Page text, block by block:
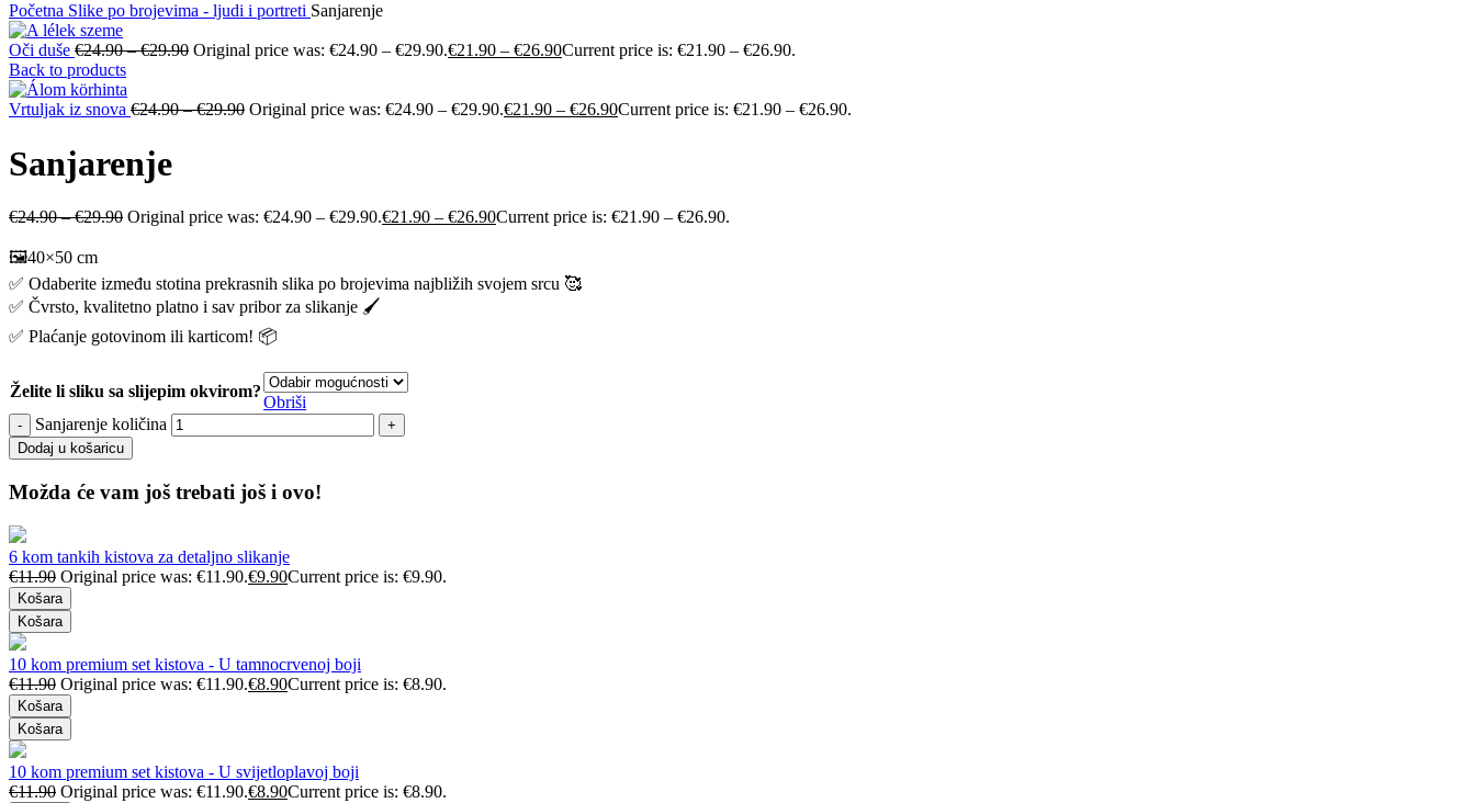
Početna Slike po brojevima - ljudi i portreti Sanjarenje
Oči duše €24.90–€29.90 Original price was: €24.90 – €29.90.€21.90 – €26.90Current price is: €21.90 – €26.90.
Back to products
Vrtuljak iz snova €24.90–€29.90 Original price was: €24.90 – €29.90.€21.90 – €26.90Current price is: €21.90 – €26.90.
Sanjarenje
€24.90–€29.90 Original price was: €24.90 – €29.90.€21.90 – €26.90Current price is: €21.90 – €26.90.
🖼️40×50 cm
✅ Odaberite između stotina prekrasnih slika po brojevima najbližih svojem srcu 🥰
✅ Čvrsto, kvalitetno platno i sav pribor za slikanje 🖌️
✅ Plaćanje gotovinom ili karticom! 📦
Želite li sliku sa slijepim okvirom?
Obriši
Sanjarenje količina
Dodaj u košaricu
Možda će vam još trebati još i ovo!
6 kom tankih kistova za detaljno slikanje
€11.90 Original price was: €11.90.€9.90Current price is: €9.90.
Košara
Košara
10 kom premium set kistova - U tamnocrvenoj boji
€11.90 Original price was: €11.90.€8.90Current price is: €8.90.
Košara
Košara
10 kom premium set kistova - U svijetloplavoj boji
€11.90 Original price was: €11.90.€8.90Current price is: €8.90.